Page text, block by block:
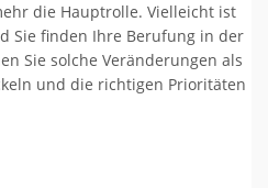
die Hauptrolle. Vielleicht ist
Sie finden Ihre Berufung in der
Sie solche Veränderungen als
und die richtigen Prioritäten